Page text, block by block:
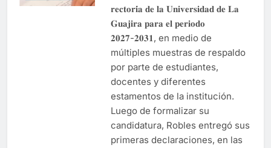
𝐫𝐞𝐜𝐭𝐨𝐫𝐢́𝐚 𝐝𝐞 𝐥𝐚 𝐔𝐧𝐢𝐯𝐞𝐫𝐬𝐢𝐝𝐚𝐝 𝐝𝐞 𝐋𝐚
𝐆𝐮𝐚𝐣𝐢𝐫𝐚 𝐩𝐚𝐫𝐚 𝐞𝐥 𝐩𝐞𝐫𝐢𝐨𝐝𝐨
𝟐𝟎𝟐𝟕-𝟐𝟎𝟑𝟏, en medio de
múltiples muestras de respaldo
por parte de estudiantes,
docentes y diferentes
estamentos de la institución.
Luego de formalizar su
candidatura, Robles entregó sus
primeras declaraciones, en las